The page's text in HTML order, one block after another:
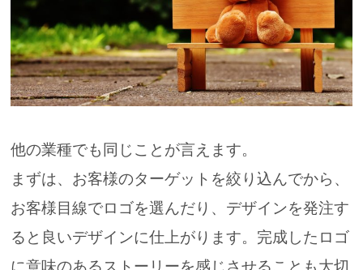
他の業種でも同じことが言えます。
まずは、お客様のターゲットを絞り込んでから、
お客様目線でロゴを選んだり、デザインを発注す
ると良いデザインに仕上がります。 完成したロゴ